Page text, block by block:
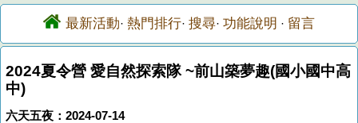
最新活動· 熱門排行· 搜尋· 功能說明 · 留言
2024夏令營 愛自然探索隊 ~前山築夢趣(國小國中高
中)
六天五夜：2024-07-14